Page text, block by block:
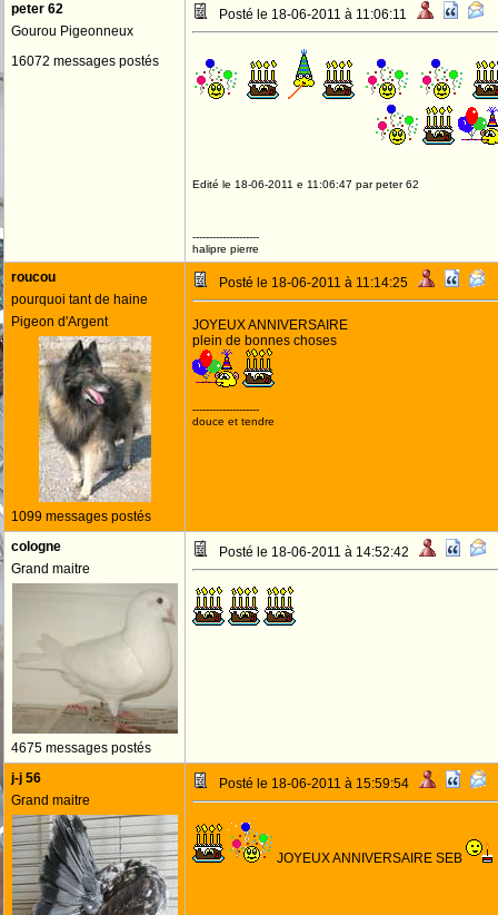
peter 62
Gourou Pigeonneux
16072 messages postés
Posté le 18-06-2011 à 11:06:11
Edité le 18-06-2011 e 11:06:47 par peter 62
--------------------
halipre pierre
roucou
pourquoi tant de haine
Pigeon d'Argent
1099 messages postés
Posté le 18-06-2011 à 11:14:25
JOYEUX ANNIVERSAIRE
plein de bonnes choses
--------------------
douce et tendre
cologne
Grand maitre
4675 messages postés
Posté le 18-06-2011 à 14:52:42
j-j 56
Grand maitre
Posté le 18-06-2011 à 15:59:54
JOYEUX ANNIVERSAIRE SEB